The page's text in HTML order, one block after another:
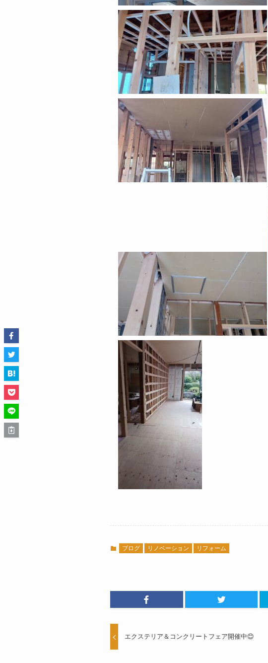
ブログ リノベーション リフォーム
エクステリア＆コンクリートフェア開催中😊